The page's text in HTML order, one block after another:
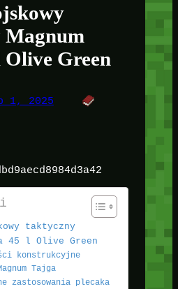
Olive Green
1, 2025
taktyczny
45 l Olive Green
konstrukcyjne
Tajga
zastosowania plecaka